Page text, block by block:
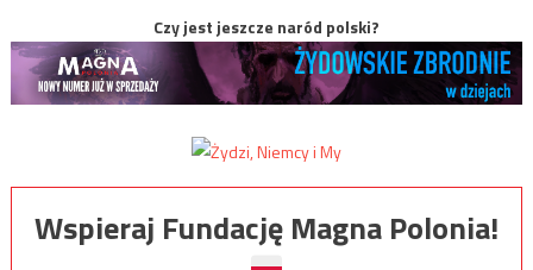
Czy jest jeszcze naród polski?
Wspieraj Fundację Magna Polonia!